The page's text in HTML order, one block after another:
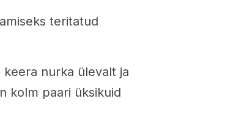
teritatud
nurka ülevalt ja
kolm paari üksikuid